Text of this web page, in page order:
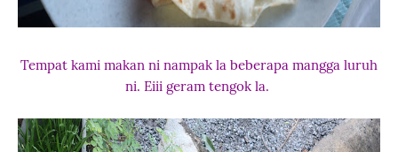
Tempat kami makan ni nampak la beberapa mangga luruh
ni. Eiii geram tengok la.